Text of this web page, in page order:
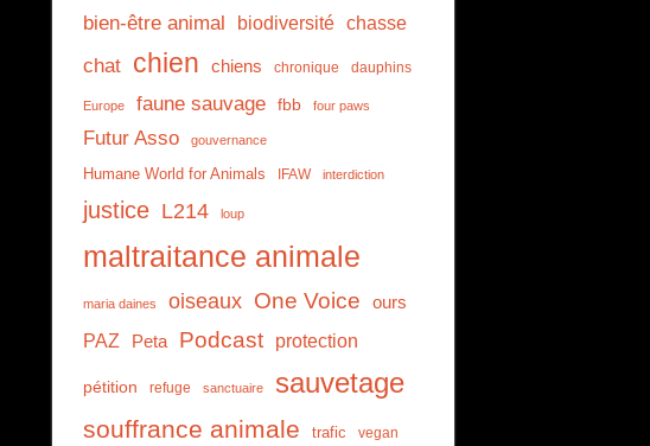
bien-être animal biodiversité chasse
chat chien chiens chronique dauphins
Europe faune sauvage fbb four paws
Futur Asso gouvernance
Humane World for Animals IFAW interdiction
justice L214 loup
maltraitance animale
maria daines oiseaux One Voice ours
PAZ Peta Podcast protection
pétition refuge sanctuaire sauvetage
souffrance animale trafic vegan